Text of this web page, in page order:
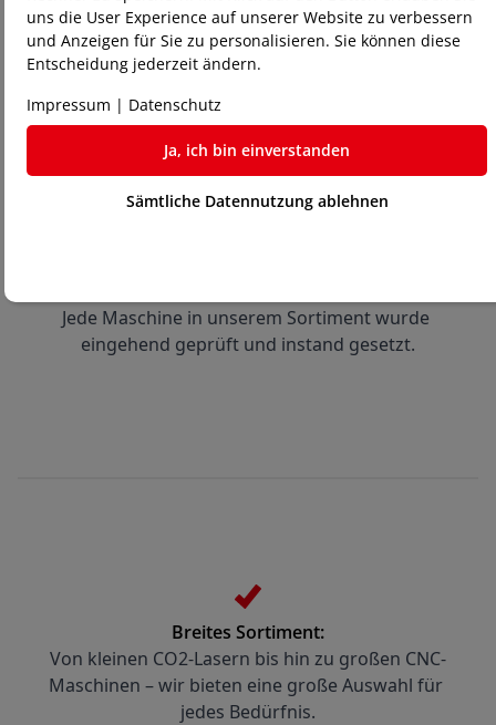
Jede Maschine in unserem Sortiment wurde
eingehend geprüft und instand gesetzt.
Breites Sortiment:
Von kleinen CO2-Lasern bis hin zu großen CNC-
Maschinen – wir bieten eine große Auswahl für
jedes Bedürfnis.
uns die User Experience auf unserer Website zu verbessern
und Anzeigen für Sie zu personalisieren. Sie können diese
Entscheidung jederzeit ändern.
Impressum | Datenschutz
Ja, ich bin einverstanden
Sämtliche Datennutzung ablehnen